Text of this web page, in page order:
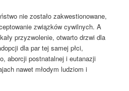
nie zostało zakwestionowane,
związków cywilnych. A
przyzwolenie, otwarto drzwi dla
dla par tej samej płci,
aborcji postnatalnej i eutanazji
nawet młodym ludziom i